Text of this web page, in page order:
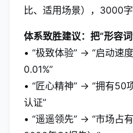
比、适用场景），3000字
体系致胜建议：把“形容
• “极致体验” → “启动速
0.01%”
• “匠心精神” → “拥有50
认证”
• “遥遥领先” → “市场占